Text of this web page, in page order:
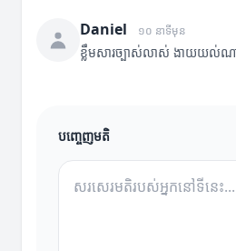
Daniel ១០ នាទីមុន
ខ្លឹមសារច្បាស់លាស់ ងាយយល់
បញ្ចេញមតិ